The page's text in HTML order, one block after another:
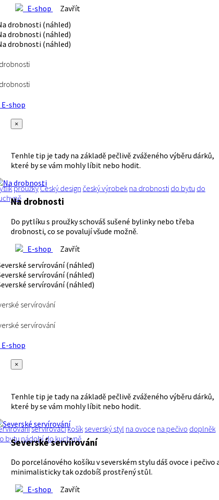
E-shop
Zavřít
shop
×
Tenhle tip je tady na základě pečlivě zváženého výběru dárků,
které by se vám mohly líbit nebo hodit.
proužkyČeský design český výrobek na drobnosti do bytu do
Na drobnosti
Do pytlíku s proužky schováš sušené bylinky nebo třeba
drobnosti, co se povalují všude možně.
E-shop
Zavřít
servírování
servírování
shop
×
Tenhle tip je tady na základě pečlivě zváženého výběru dárků,
které by se vám mohly líbit nebo hodit.
servírovacíkošík severský styl na ovoce na pečivo doplněk
bytu nádobí do kuchyně
Severské servírování
Do porcelánového košíku v severském stylu dáš ovoce i pečivo
minimalisticky tak ozdobíš prostřený stůl.
E-shop
Zavřít